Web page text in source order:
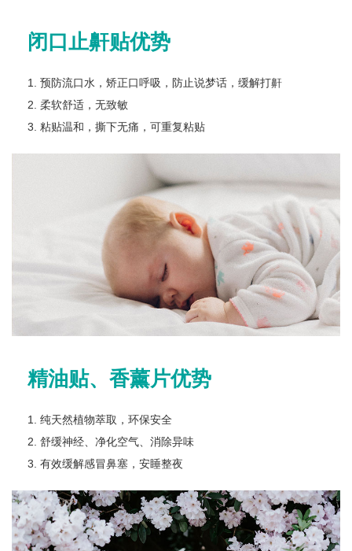
闭口止鼾贴优势
1. 预防流口水，矫正口呼吸，防止说梦话，缓解打鼾
2. 柔软舒适，无致敏
3. 粘贴温和，撕下无痛，可重复粘贴
精油贴、香薰片优势
1. 纯天然植物萃取，环保安全
2. 舒缓神经、净化空气、消除异味
3. 有效缓解感冒鼻塞，安睡整夜